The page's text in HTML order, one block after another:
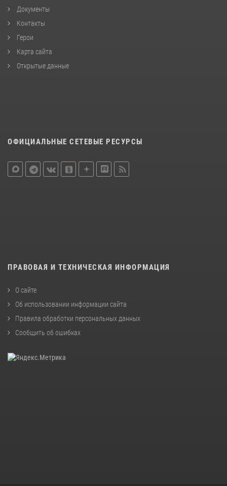
Документы
Контакты
Герои
Карта сайта
Открытые данные
ОФИЦИАЛЬНЫЕ СЕТЕВЫЕ РЕСУРСЫ
ПРАВОВАЯ И ТЕХНИЧЕСКАЯ ИНФОРМАЦИЯ
О сайте
Об использовании информации сайта
Правила обработки персональных данных
Сообщить об ошибках